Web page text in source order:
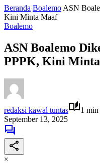
Beranda Boalemo ASN
Kini Minta Maaf
Boalemo
ASN Boalemo
PPPK, Kini
redaksi kawal tuntas
1 min
September 13, 2025
×